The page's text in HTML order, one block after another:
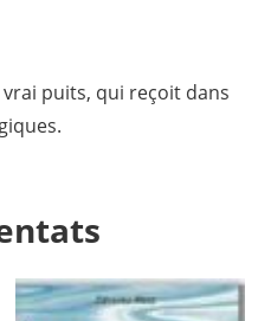
puits, qui reçoit dans